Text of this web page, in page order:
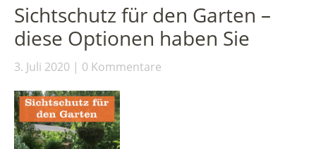
Sichtschutz für den Garten –
diese Optionen haben Sie
3. Juli 2020 0 Kommentare